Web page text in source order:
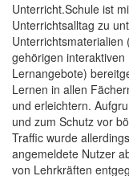
Unterricht.Schule ist
Unterrichtsalltag zu
Unterrichtsmaterialien
gehörigen
Lernangebote)
Lernen in allen
und erleichtern.
und zum Schutz vor
Traffic wurde
angemeldete Nutzer
von Lehrkräften